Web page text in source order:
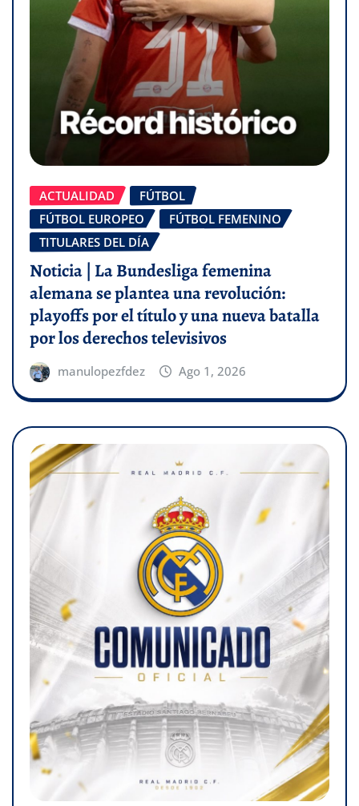
ACTUALIDAD
FÚTBOL
FÚTBOL EUROPEO
FÚTBOL FEMENINO
TITULARES DEL DÍA
Noticia | La Bundesliga femenina
alemana se plantea una revolución:
playoffs por el título y una nueva batalla
por los derechos televisivos
manulopezfdez Ago 1, 2026